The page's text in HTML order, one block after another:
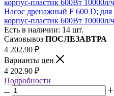
Насос дренажный F 600 D; для
корпус-пластик 600Вт
Есть в наличии: 14 шт.
Самовывоз ПОСЛЕЗАВТРА
4 202.90 ₽
Варианты цен
4 202.90 ₽
Подробности